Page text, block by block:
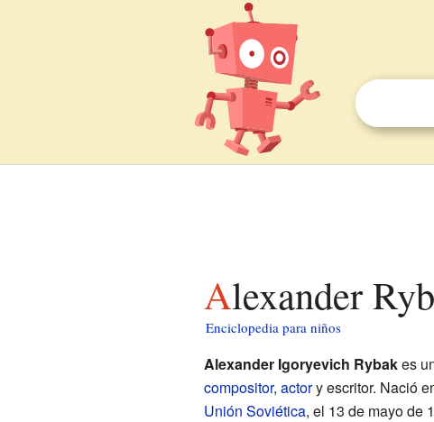
Alexander
Enciclopedia para niños
Alexander Igoryevich Rybakes
compositor, actory escritor. Nació
Unión Soviética, el 13 de mayo de